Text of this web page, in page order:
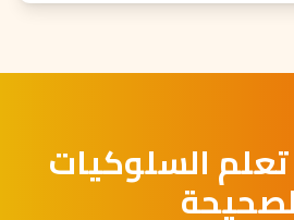
السلوكيات